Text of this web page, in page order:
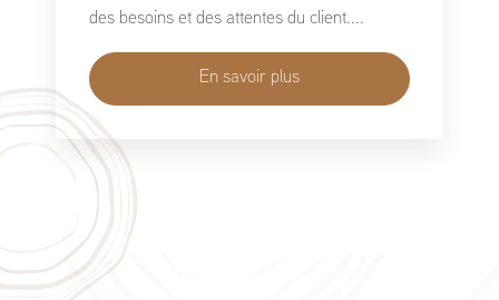
des besoins et des attentes du client....
En savoir plus